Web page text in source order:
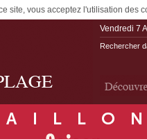
site, vous acceptez l'utilisation des
Vendredi 7
Rechercher